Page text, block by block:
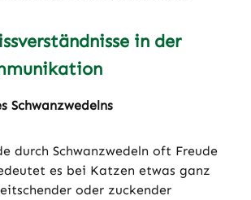
in der
Schwanzwedelns
durch Schwanzwedeln oft Freude
es bei Katzen etwas ganz
oder zuckender